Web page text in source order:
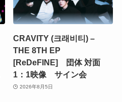
CRAVITY (크래비티) –
THE 8TH EP
[ReDeFINE] 団体 対面
1：1映像 サイン会
2026年8月5日